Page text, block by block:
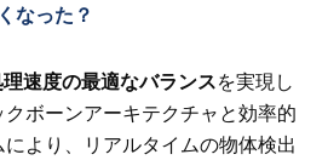
なった？
速度の最適なバランスを実現し
ボーンアーキテクチャと効率的
より、リアルタイムの物体検出